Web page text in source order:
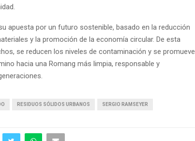
apuesta por un futuro sostenible, basado en la reducción
y la promoción de la economía circular. De esta
se reducen los niveles de contaminación y se promueve
hacia una Romang más limpia, responsable y
RESIDUOS SÓLIDOS URBANOS SERGIO RAMSEYER